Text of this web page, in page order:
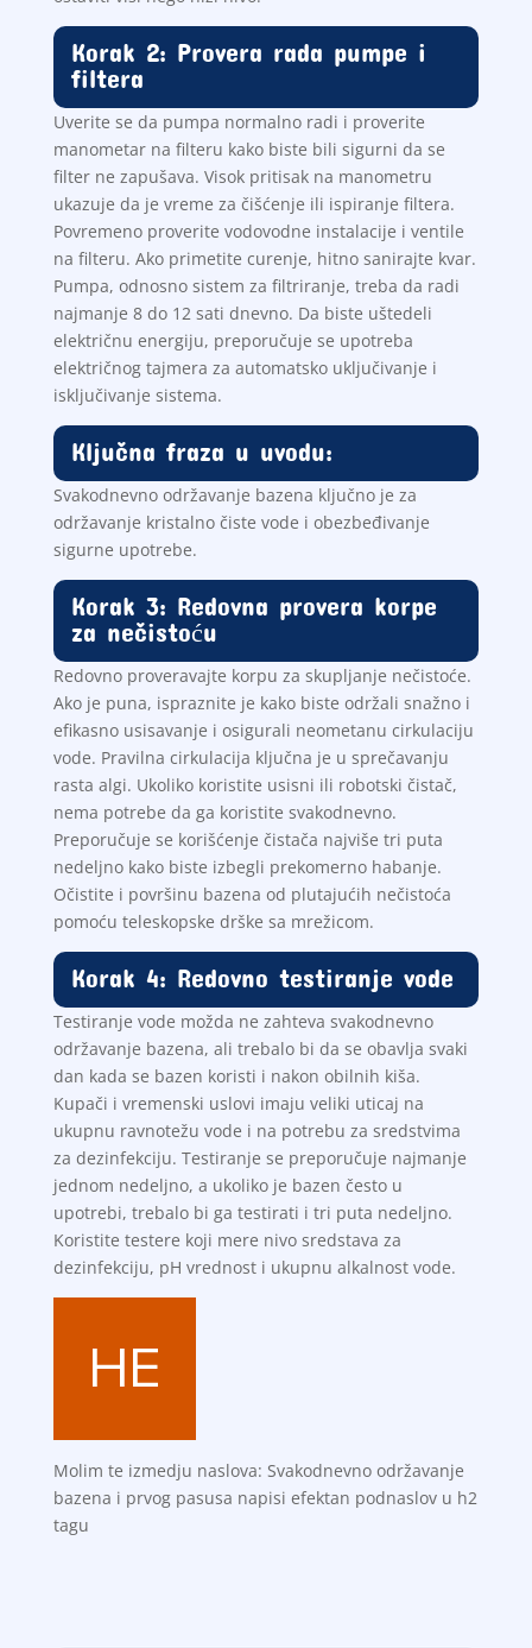
Korak 2: Provera rada pumpe i
filtera
Uverite se da pumpa normalno radi i proverite
manometar na filteru kako biste bili sigurni da se
filter ne zapušava. Visok pritisak na manometru
ukazuje da je vreme za čišćenje ili ispiranje filtera.
Povremeno proverite vodovodne instalacije i ventile
na filteru. Ako primetite curenje, hitno sanirajte kvar.
Pumpa, odnosno sistem za filtriranje, treba da radi
najmanje 8 do 12 sati dnevno. Da biste uštedeli
električnu energiju, preporučuje se upotreba
električnog tajmera za automatsko uključivanje i
isključivanje sistema.
Ključna fraza u uvodu:
Svakodnevno održavanje bazena ključno je za
održavanje kristalno čiste vode i obezbeđivanje
sigurne upotrebe.
Korak 3: Redovna provera korpe
za nečistoću
Redovno proveravajte korpu za skupljanje nečistoće.
Ako je puna, ispraznite je kako biste održali snažno i
efikasno usisavanje i osigurali neometanu cirkulaciju
vode. Pravilna cirkulacija ključna je u sprečavanju
rasta algi. Ukoliko koristite usisni ili robotski čistač,
nema potrebe da ga koristite svakodnevno.
Preporučuje se korišćenje čistača najviše tri puta
nedeljno kako biste izbegli prekomerno habanje.
Očistite i površinu bazena od plutajućih nečistoća
pomoću teleskopske drške sa mrežicom.
Korak 4: Redovno testiranje vode
Testiranje vode možda ne zahteva svakodnevno
održavanje bazena, ali trebalo bi da se obavlja svaki
dan kada se bazen koristi i nakon obilnih kiša.
Kupači i vremenski uslovi imaju veliki uticaj na
ukupnu ravnotežu vode i na potrebu za sredstvima
za dezinfekciju. Testiranje se preporučuje najmanje
jednom nedeljno, a ukoliko je bazen često u
upotrebi, trebalo bi ga testirati i tri puta nedeljno.
Koristite testere koji mere nivo sredstava za
dezinfekciju, pH vrednost i ukupnu alkalnost vode.
Molim te izmedju naslova: Svakodnevno održavanje
bazena i prvog pasusa napisi efektan podnaslov u h2
tagu